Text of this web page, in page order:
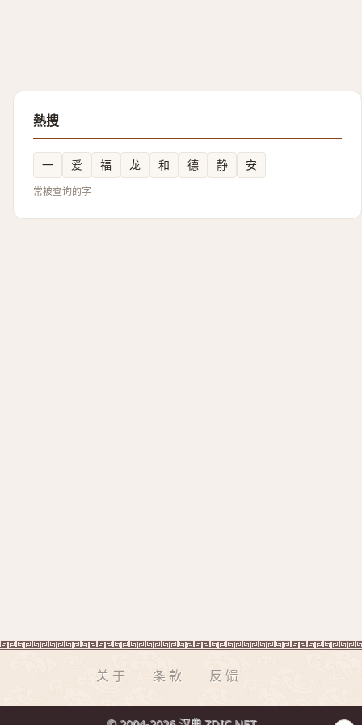
熱搜
一 爱 福 龙 和 德 静 安
常被查询的字
关于 条款 反馈